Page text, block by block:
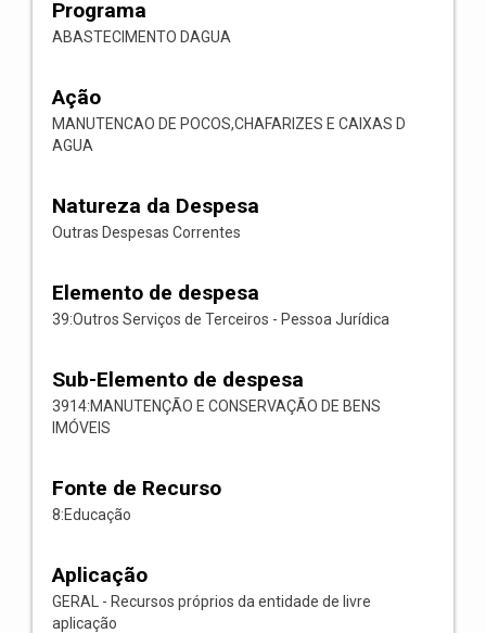
Programa
ABASTECIMENTO DAGUA
Ação
MANUTENCAO DE POCOS,CHAFARIZES E CAIXAS D
AGUA
Natureza da Despesa
Outras Despesas Correntes
Elemento de despesa
39:Outros Serviços de Terceiros - Pessoa Jurídica
Sub-Elemento de despesa
3914:MANUTENÇÃO E CONSERVAÇÃO DE BENS
IMÓVEIS
Fonte de Recurso
8:Educação
Aplicação
GERAL - Recursos próprios da entidade de livre
aplicação